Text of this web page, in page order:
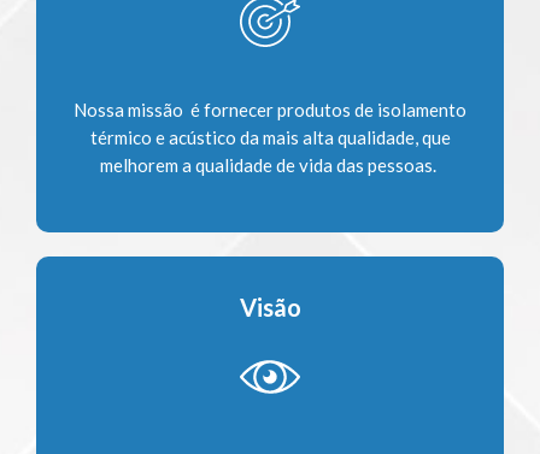
Nossa missão é fornecer produtos de isolamento
térmico e acústico da mais alta qualidade, que
melhorem a qualidade de vida das pessoas.
Visão